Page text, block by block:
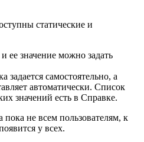
статические и
ее значение можно задать
задается самостоятельно, а
автоматически. Список
значений есть в Справке.
не всем пользователям, к
у всех.